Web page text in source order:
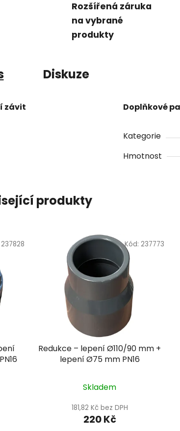
Rozšířená záruka
na vybrané
produkty
Diskuze
závit Doplňkové
Kategorie
Hmotnost
produkty
237828
Redukce – lepení Ø110/90 mm +
lepení Ø75 mm PN16
Skladem
181,82 Kč bez DPH
220 Kč
Kód: 237773